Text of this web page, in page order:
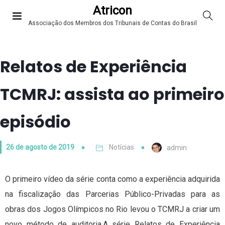
Atricon
Associação dos Membros dos Tribunais de Contas do Brasil
Relatos de Experiência
TCMRJ: assista ao primeiro
episódio
26 de agosto de 2019 Notícias admin
O primeiro vídeo da série conta como a experiência adquirida
na fiscalização das Parcerias Público-Privadas para as
obras dos Jogos Olímpicos no Rio levou o TCMRJ a criar um